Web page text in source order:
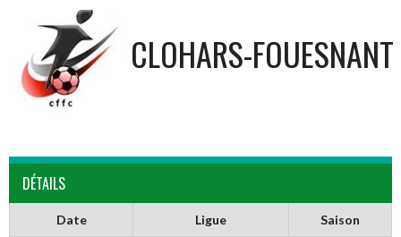
CLOHARS-
DÉTAILS
Date Ligue Saison